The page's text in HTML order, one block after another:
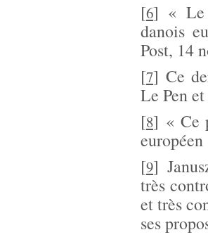
[6] « Le
danois
Post, 14
[7]Ce
Le Pen
[8] « Ce
[9]
très
et très
ses